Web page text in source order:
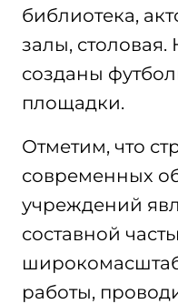
библиотека,
залы,
созданы
площадки.
Отметим, что
современных
учреждений
составной
работы,